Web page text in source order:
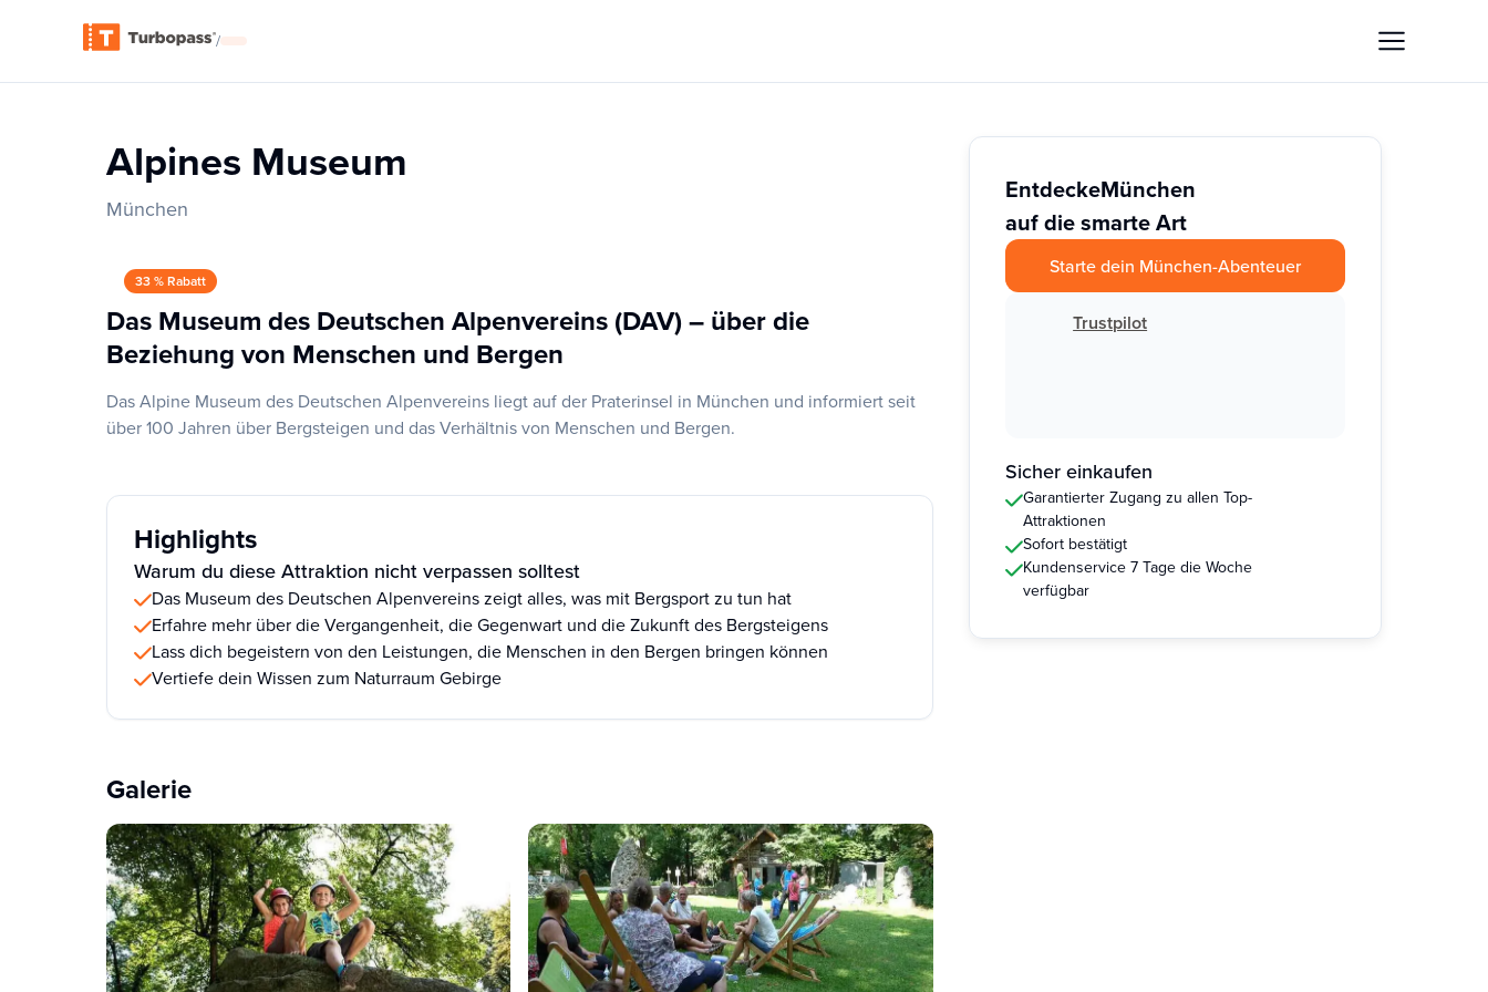
/
Alpines Museum
München
33 % Rabatt
Das Museum des Deutschen Alpenvereins (DAV) – über die
Beziehung von Menschen und Bergen
Das Alpine Museum des Deutschen Alpenvereins liegt auf der Praterinsel in München und informiert seit
über 100 Jahren über Bergsteigen und das Verhältnis von Menschen und Bergen.
Highlights
Warum du diese Attraktion nicht verpassen solltest
Das Museum des Deutschen Alpenvereins zeigt alles, was mit Bergsport zu tun hat
Erfahre mehr über die Vergangenheit, die Gegenwart und die Zukunft des Bergsteigens
Lass dich begeistern von den Leistungen, die Menschen in den Bergen bringen können
Vertiefe dein Wissen zum Naturraum Gebirge
Galerie
EntdeckeMünchen
auf die smarte Art
Starte dein München-Abenteuer
Trustpilot
Sicher einkaufen
Garantierter Zugang zu allen Top-
Attraktionen
Sofort bestätigt
Kundenservice 7 Tage die Woche
verfügbar